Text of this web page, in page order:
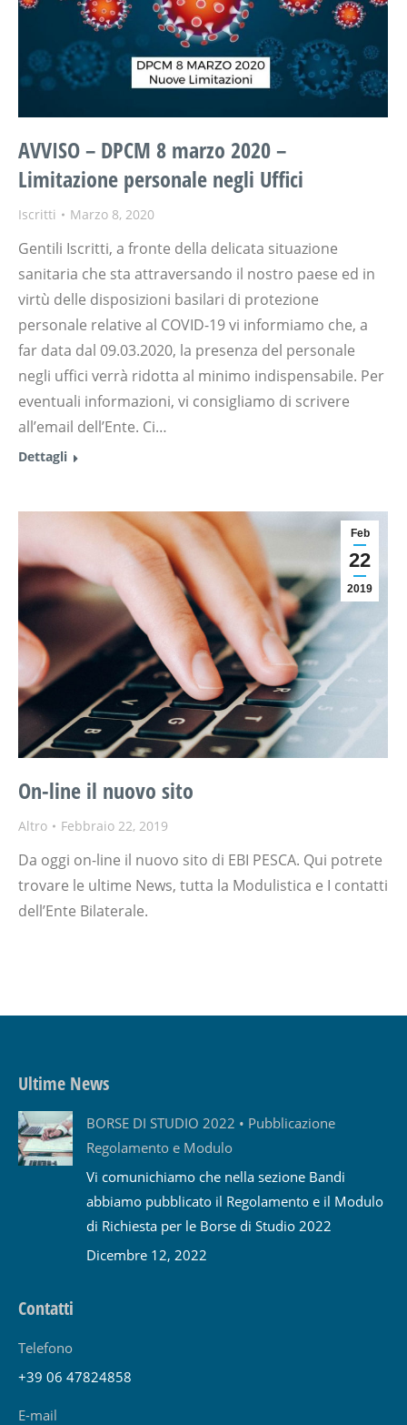
AVVISO – DPCM 8 marzo 2020 –
Limitazione personale negli Uffici
Iscritti Marzo 8, 2020
Gentili Iscritti, a fronte della delicata situazione
sanitaria che sta attraversando il nostro paese ed in
virtù delle disposizioni basilari di protezione
personale relative al COVID-19 vi informiamo che, a
far data dal 09.03.2020, la presenza del personale
negli uffici verrà ridotta al minimo indispensabile. Per
eventuali informazioni, vi consigliamo di scrivere
all’email dell’Ente. Ci…
Dettagli
Feb
22
2019
On-line il nuovo sito
Altro Febbraio 22, 2019
Da oggi on-line il nuovo sito di EBI PESCA. Qui potrete
trovare le ultime News, tutta la Modulistica e I contatti
dell’Ente Bilaterale.
Ultime News
BORSE DI STUDIO 2022 • Pubblicazione
Regolamento e Modulo
Vi comunichiamo che nella sezione Bandi
abbiamo pubblicato il Regolamento e il Modulo
di Richiesta per le Borse di Studio 2022
Dicembre 12, 2022
Contatti
Telefono
+39 06 47824858
E-mail